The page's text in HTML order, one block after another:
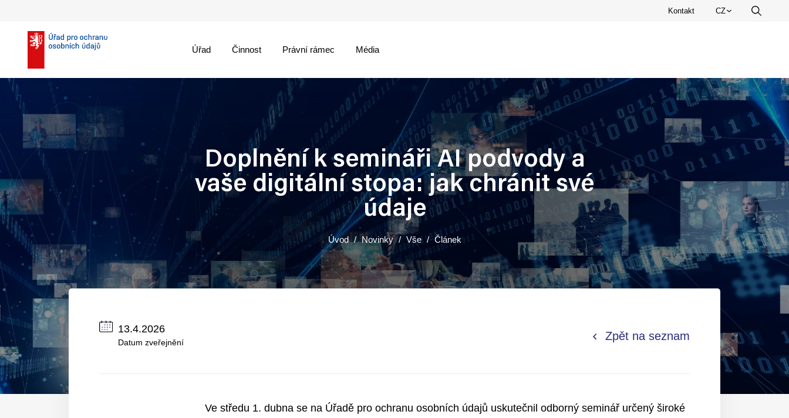
Kontakt
Zvolte
CZ
Úřad Činnost Právní rámec Média
Doplnění k semináři AI podvody a
vaše digitální stopa: jak chránit své
údaje
Úvod Novinky Vše Článek
Datum zveřejnění
13.4.2026
Zpět na seznam
Ve středu 1. dubna se na Úřadě pro ochranu osobních údajů uskutečnil odborný seminář určený široké